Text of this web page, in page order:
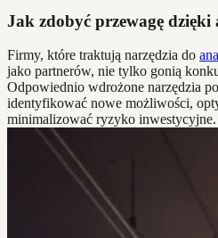
Jak zdobyć przewagę dzięki
Firmy, które traktują narzędzia do
jako partnerów, nie tylko gonią
Odpowiednio wdrożone narzędzia
identyfikować nowe możliwości,
minimalizować ryzyko inwestycyjne.